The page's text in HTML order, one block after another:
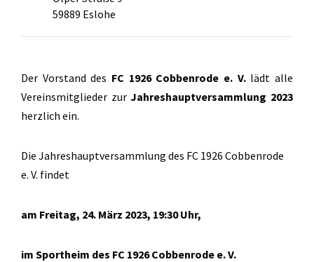
59889 Eslohe
Der Vorstand des FC 1926 Cobbenrode e. V.lädt alle
Vereinsmitglieder zurJahreshauptversammlung 2023
herzlich ein.
Die Jahreshauptversammlung des FC 1926 Cobbenrode
e. V. findet
am Freitag, 24. März 2023, 19:30 Uhr,
im Sportheim des FC 1926 Cobbenrode e. V.